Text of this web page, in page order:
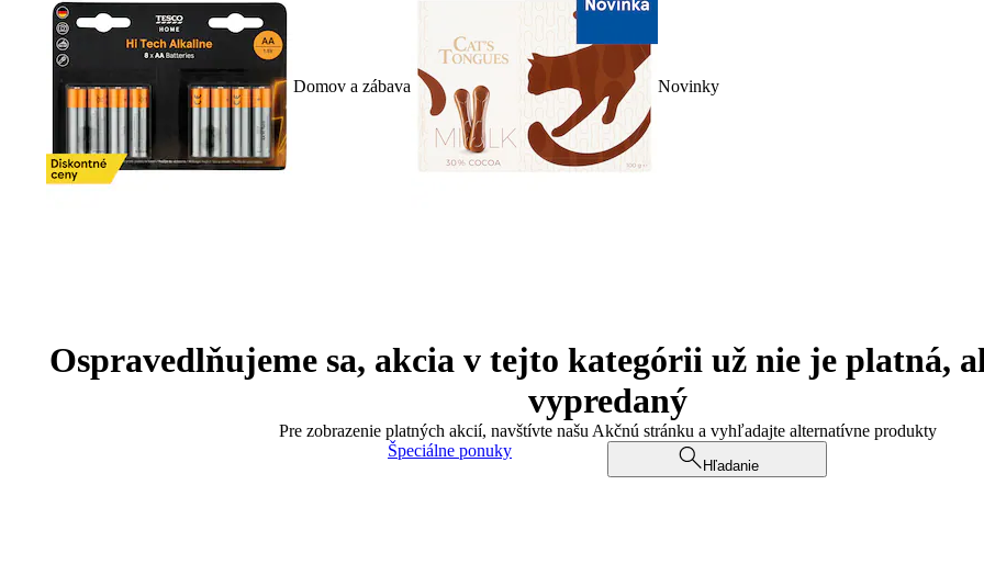
Domov a zábava Novinky
Ospravedlňujeme sa, akcia v tejto kategórii už nie je platná,
vypredaný
Pre zobrazenie platných akcií, navštívte našu Akčnú stránku a vyhľadajte alternatívne produkty
Špeciálne ponuky
Hľadanie